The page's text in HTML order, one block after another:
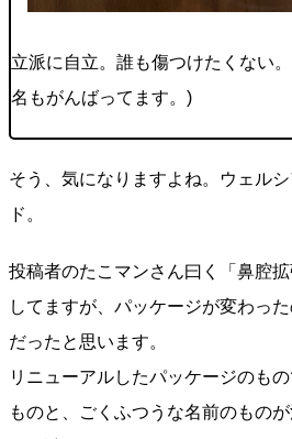
立派に自立。誰も傷つけたくない
名もがんばってます。)
そう、気になりますよね。ウェル
ド。
投稿者のたこマンさん曰く「鼻腔
してますが、パッケージが変わっ
だったと思います。
リニューアルしたパッケージのも
ものと、ごくふつうな名前のもの